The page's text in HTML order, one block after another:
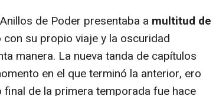
de Poder presentaba a multitud de
su propio viaje y la oscuridad
manera. La nueva tanda de capítulos
en el que terminó la anterior, ero
de la primera temporada fue hace